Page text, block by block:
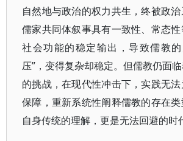
自然地与政治的权力共生，终被政
儒家共同体叙事具有一致性、常态
社会功能的稳定输出，导致儒教
压”，变得复杂却稳定。但儒教仍面
的挑战，在现代性冲击下，实践无
保障，重新系统性阐释儒教的存在
自身传统的理解，更是无法回避的时